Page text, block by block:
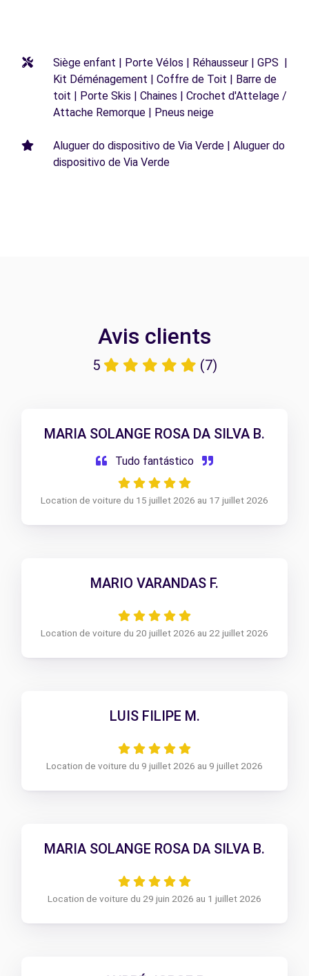
Siège enfant | Porte Vélos | Réhausseur | GPS |
Kit Déménagement | Coffre de Toit | Barre de
toit | Porte Skis | Chaines | Crochet d'Attelage /
Attache Remorque | Pneus neige
Aluguer do dispositivo de Via Verde | Aluguer do
dispositivo de Via Verde
Avis clients
5 (7)
MARIA SOLANGE ROSA DA SILVA B.
Tudo fantástico
Location de voiture du 15 juillet 2026 au 17 juillet 2026
MARIO VARANDAS F.
Location de voiture du 20 juillet 2026 au 22 juillet 2026
LUIS FILIPE M.
Location de voiture du 9 juillet 2026 au 9 juillet 2026
MARIA SOLANGE ROSA DA SILVA B.
Location de voiture du 29 juin 2026 au 1 juillet 2026